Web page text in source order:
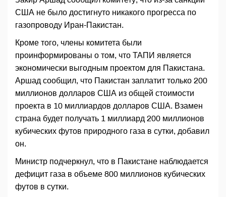
США не было достигнуто никакого прогресса по
газопроводу Иран-Пакистан.
Кроме того, члены комитета были
проинформированы о том, что ТАПИ является
экономически выгодным проектом для Пакистана.
Аршад сообщил, что Пакистан заплатит только 200
миллионов долларов США из общей стоимости
проекта в 10 миллиардов долларов США. Взамен
страна будет получать 1 миллиард 200 миллионов
кубических футов природного газа в сутки, добавил
он.
Министр подчеркнул, что в Пакистане наблюдается
дефицит газа в объеме 800 миллионов кубических
футов в сутки.